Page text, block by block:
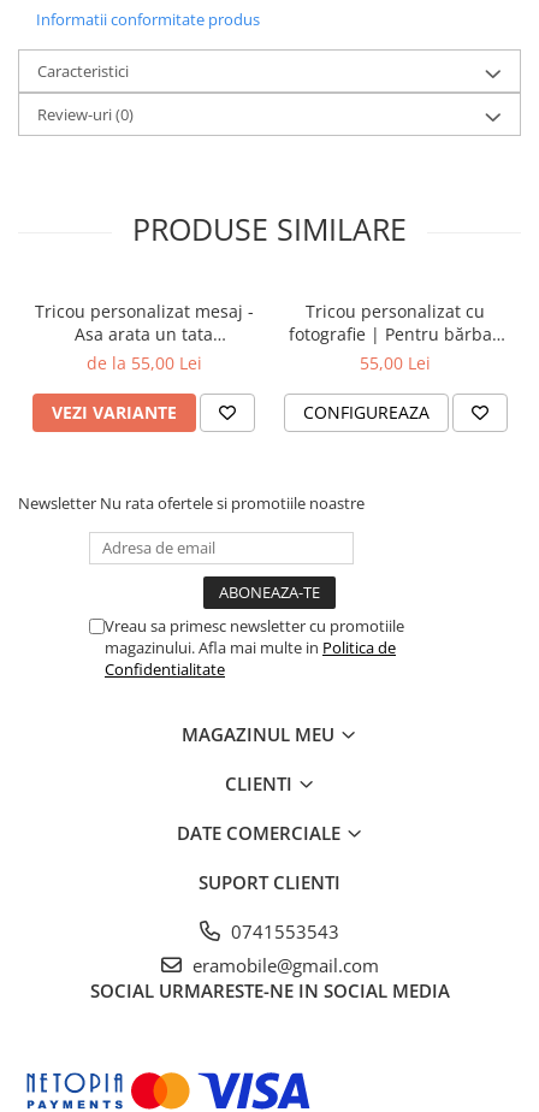
Informatii conformitate produs
Caracteristici
Review-uri(0)
PRODUSE SIMILARE
Tricou personalizat mesaj -
Asa arata un tata
extraordinar
de la 55,00 Lei
VEZI VARIANTE
Tricou personalizat cu
fotografie | Pentru bărbați
și femei
55,00 Lei
CONFIGUREAZA
Newsletter Nu rata ofertele si promotiile noastre
Vreau sa primesc newsletter cu promotiile
magazinului. Afla mai multe in Politica de
Confidentialitate
MAGAZINUL MEU
CLIENTI
DATE COMERCIALE
SUPORT CLIENTI
0741553543
eramobile@gmail.com
SOCIAL URMARESTE-NE IN SOCIAL MEDIA